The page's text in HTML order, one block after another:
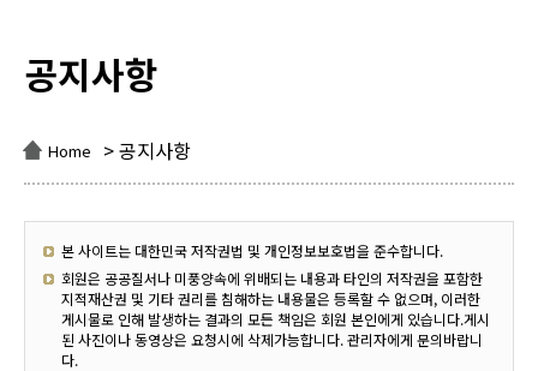
공지사항
Home > 공지사항
본 사이트는 대한민국 저작권법 및 개인정보보호법을 준수합니다.
회원은 공공질서나 미풍양속에 위배되는 내용과 타인의 저작권을 포함한
지적재산권 및 기타 권리를 침해하는 내용물은 등록할 수 없으며, 이러한
게시물로 인해 발생하는 결과의 모든 책임은 회원 본인에게 있습니다.게시
된 사진이나 동영상은 요청시에 삭제가능합니다. 관리자에게 문의바랍니
다.